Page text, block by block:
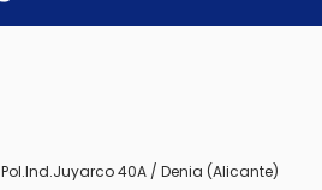
40A / Denia (Alicante)